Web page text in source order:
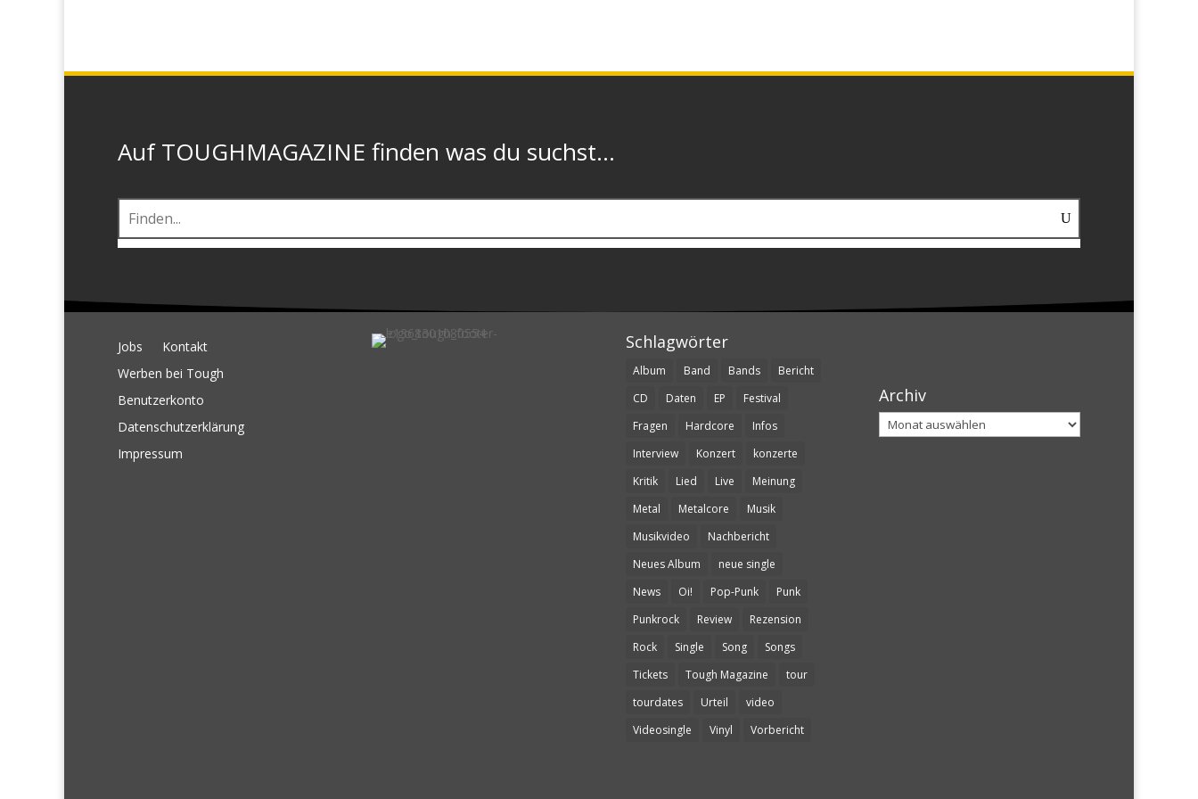
Auf TOUGHMAGAZINE finden was du suchst...
Jobs
Kontakt
Werben bei Tough
Benutzerkonto
Datenschutzerklärung
Impressum
Schlagwörter
Album Band Bands
Bericht
CD
Daten EP
Festival
Fragen
Hardcore
Infos
Interview
Konzert
konzerte
Kritik
Lied Live
Meinung
Metal
Metalcore
Musik
Musikvideo
Nachbericht
Neues Album
neue single
News
Oi! Pop-Punk
Punk
Punkrock
Review
Rezension
Rock
Single Song
Songs
Tickets
Tough Magazine
tour
tourdates
Urteil
video
Videosingle
Vinyl Vorbericht
Archiv
Archiv